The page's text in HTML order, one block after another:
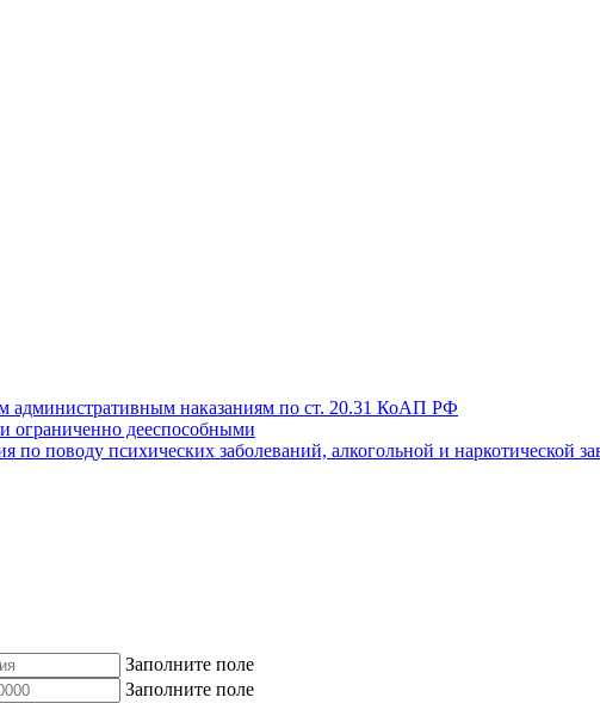
административным наказаниям по ст. 20.31 КоАП РФ
ограниченно дееспособными
по поводу психических заболеваний, алкогольной и наркотической
Заполните поле
Заполните поле